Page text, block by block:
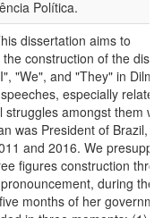
Política.
dissertation aims to
construction of the
"We", and "They" in Dilma
especially
struggles amongst them
was President of Brazil,
and 2016. We
figures construction
during the
months of her